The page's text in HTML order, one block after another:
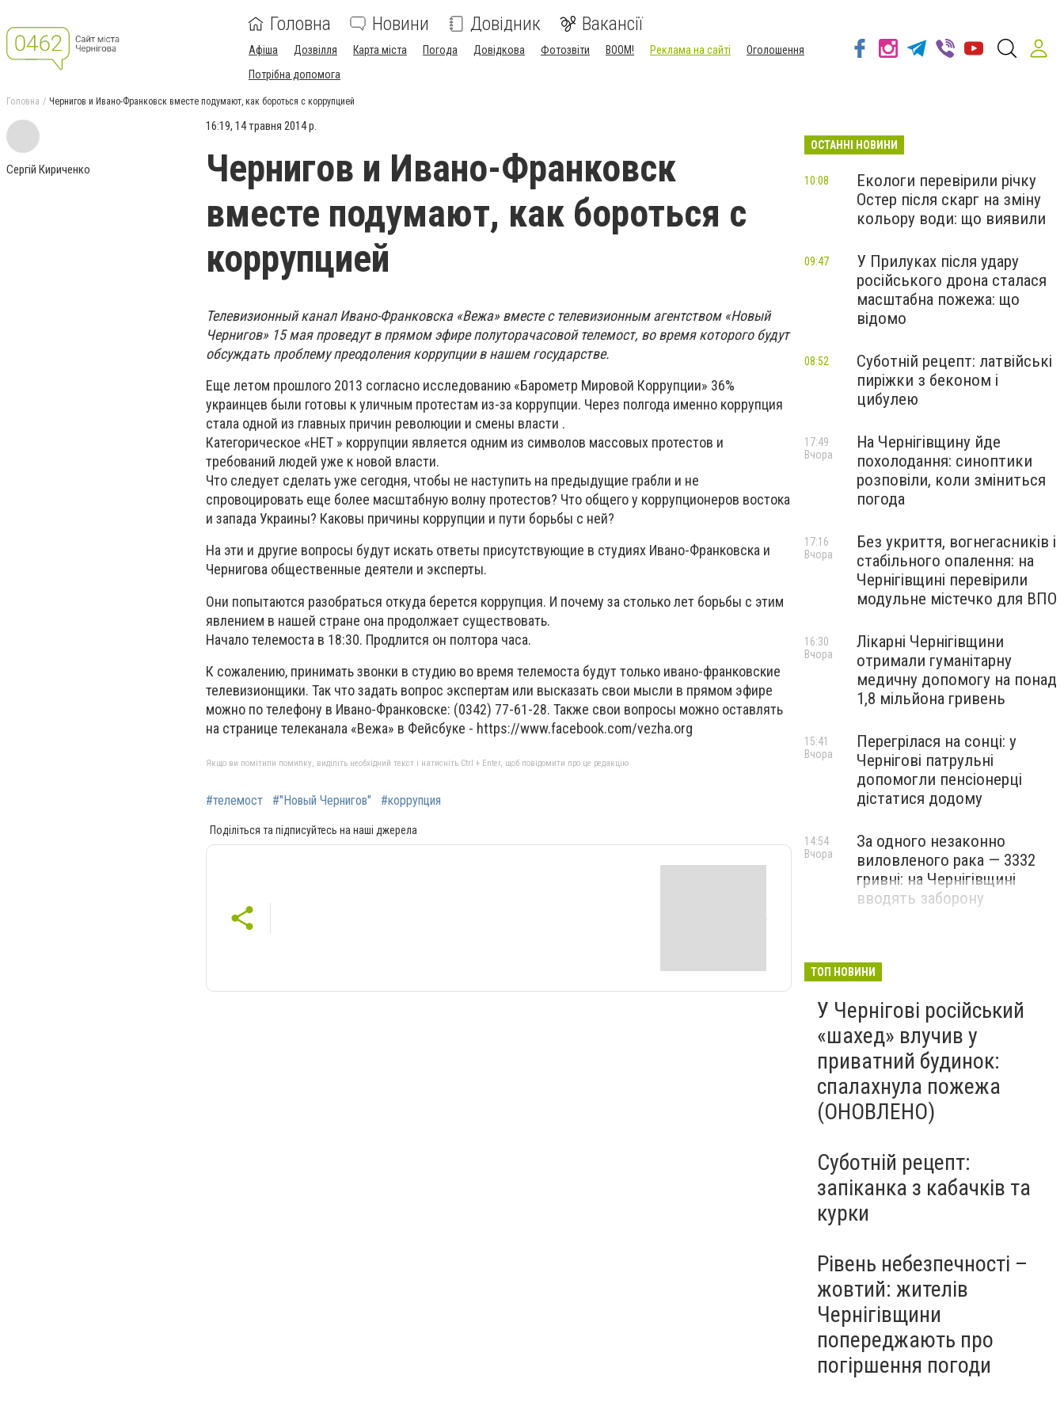
Головна Новини Довідник Вакансії
Афіша Дозвілля Карта міста Погода Довідкова Фотозвіти BOOM! Реклама на сайті
Оголошення
Потрібна допомога
Головна Чернигов и Ивано-Франковск вместе подумают, как бороться с коррупцией
Сергій Кириченко
16:19, 14 травня 2014 р.
Чернигов и Ивано-Франковск
вместе подумают, как бороться с
коррупцией
Телевизионный канал Ивано-Франковска «Вежа» вместе с телевизионным агентством «Новый
Чернигов» 15 мая проведут в прямом эфире полуторачасовой телемост, во время которого будут
обсуждать проблему преодоления коррупции в нашем государстве.
Еще летом прошлого 2013 согласно исследованию «Барометр Мировой Коррупции» 36%
украинцев были готовы к уличным протестам из-за коррупции. Через полгода именно коррупция
стала одной из главных причин революции и смены власти .
Категорическое «НЕТ » коррупции является одним из символов массовых протестов и
требований людей уже к новой власти.
Что следует сделать уже сегодня, чтобы не наступить на предыдущие грабли и не
спровоцировать еще более масштабную волну протестов? Что общего у коррупционеров востока
и запада Украины? Каковы причины коррупции и пути борьбы с ней?
На эти и другие вопросы будут искать ответы присутствующие в студиях Ивано-Франковска и
Чернигова общественные деятели и эксперты.
Они попытаются разобраться откуда берется коррупция. И почему за столько лет борьбы с этим
явлением в нашей стране она продолжает существовать.
Начало телемоста в 18:30. Продлится он полтора часа.
К сожалению, принимать звонки в студию во время телемоста будут только ивано-франковские
телевизионщики. Так что задать вопрос экспертам или высказать свои мысли в прямом эфире
можно по телефону в Ивано-Франковске: (0342) 77-61-28. Также свои вопросы можно оставлять
на странице телеканала «Вежа» в Фейсбуке - https://www.facebook.com/vezha.org
Якщо ви помітили помилку, виділіть необхідний текст і натисніть Ctrl + Enter, щоб повідомити про це редакцію
#телемост #"Новый Чернигов" #коррупция
Поділіться та підписуйтесь на наші джерела
ОСТАННІ НОВИНИ
Екологи перевірили річку
Остер після скарг на зміну
кольору води: що виявили
10:08
У Прилуках після удару
російського дрона сталася
масштабна пожежа: що
відомо
09:47
Суботній рецепт: латвійські
пиріжки з беконом і
цибулею
08:52
На Чернігівщину йде
похолодання: синоптики
розповіли, коли зміниться
погода
17:49
Вчора
Без укриття, вогнегасників і
стабільного опалення: на
Чернігівщині перевірили
модульне містечко для ВПО
17:16
Вчора
Лікарні Чернігівщини
отримали гуманітарну
медичну допомогу на понад
1,8 мільйона гривень
16:30
Вчора
Перегрілася на сонці: у
Чернігові патрульні
допомогли пенсіонерці
дістатися додому
15:41
Вчора
За одного незаконно
виловленого рака — 3332
гривні: на Чернігівщині
вводять заборону
14:54
Вчора
ТОП НОВИНИ
У Чернігові російський
«шахед» влучив у
приватний будинок:
спалахнула пожежа
(ОНОВЛЕНО)
Суботній рецепт:
запіканка з кабачків та
курки
Рівень небезпечності –
жовтий: жителів
Чернігівщини
попереджають про
погіршення погоди